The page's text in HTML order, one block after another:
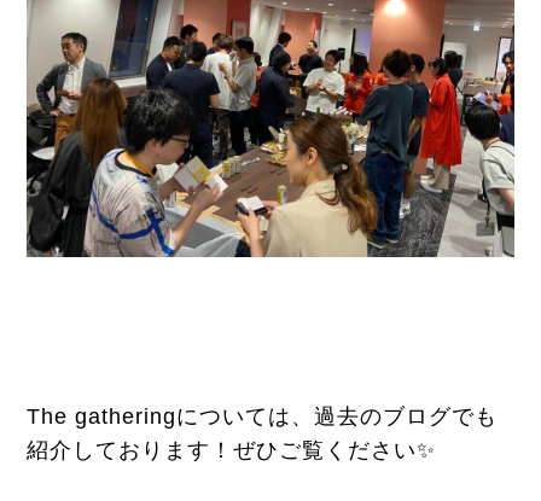
The gatheringについては、過去のブログでも
紹介しております！ぜひご覧ください✨